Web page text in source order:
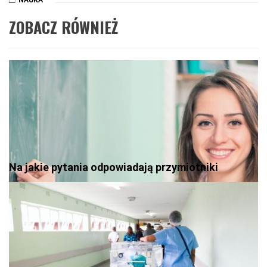
ZOBACZ RÓWNIEŻ
Na jakie pytania odpowiadają przymiotniki